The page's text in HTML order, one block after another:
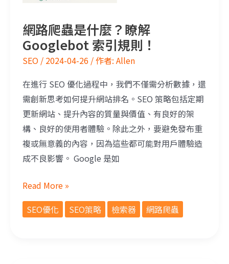
網路爬蟲是什麼？瞭解
Googlebot 索引規則！
SEO / 2024-04-26 / 作者: Allen
在進行 SEO 優化過程中，我們不僅需分析數據，還
需創新思考如何提升網站排名。SEO 策略包括定期
更新網站、提升內容的質量與價值、有良好的架
構、良好的使用者體驗。除此之外，要避免發布重
複或無意義的內容，因為這些都可能對用戶體驗造
成不良影響。 Google 是如
Read More »
SEO優化
SEO策略 檢索器 網路爬蟲